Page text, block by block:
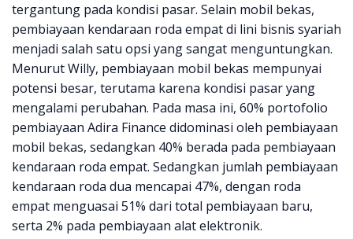
tergantung pada kondisi pasar. Selain mobil bekas,
pembiayaan kendaraan roda empat di lini bisnis syariah
menjadi salah satu opsi yang sangat menguntungkan.
Menurut Willy, pembiayaan mobil bekas mempunyai
potensi besar, terutama karena kondisi pasar yang
mengalami perubahan. Pada masa ini, 60% portofolio
pembiayaan Adira Finance didominasi oleh pembiayaan
mobil bekas, sedangkan 40% berada pada pembiayaan
kendaraan roda empat. Sedangkan jumlah pembiayaan
kendaraan roda dua mencapai 47%, dengan roda
empat menguasai 51% dari total pembiayaan baru,
serta 2% pada pembiayaan alat elektronik.